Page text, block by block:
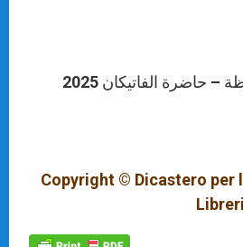
الفاتيكان 2025
Copyright © Dicastero per